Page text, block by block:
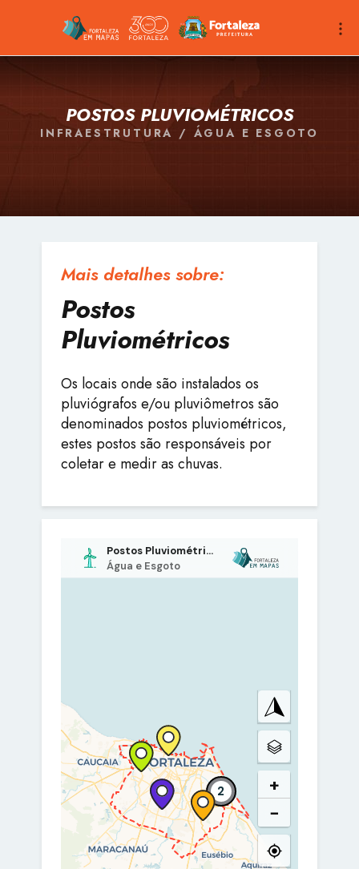
POSTOS PLUVIOMÉTRICOS
INFRAESTRUTURA / ÁGUA E ESGOTO
Mais detalhes sobre:
Postos
Pluviométricos
Os locais onde são instalados os
pluviógrafos e/ou pluviômetros são
denominados postos pluviométricos,
estes postos são responsáveis por
coletar e medir as chuvas.